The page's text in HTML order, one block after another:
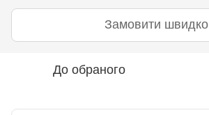
Замовити швидко
До обраного